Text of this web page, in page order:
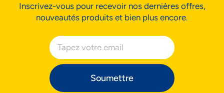
Business
Assistance
Inscrivez-vous pour recevoir nos dernières offres,
nouveautés produits et bien plus encore.
Soumettre